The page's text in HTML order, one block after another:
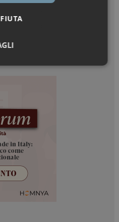
Marketing
a rendere fruibile il
di base quali la
l'accesso alle aree
non è in grado di
senza questi cookie.